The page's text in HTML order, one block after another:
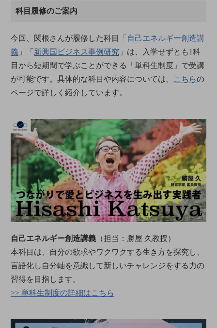
科目履修のご案内
今回、関根さんが履修した科目「 自己エネルギー創造講
義 」「 新興国ビジネス事例研究 」は、入学せずとも1科
目から短期間で学ぶことができる「単科生制度」で受講
が可能です。具体的な科目や内容については、 こちらの
ページで詳しく紹介しています。
自己エネルギー創造講義 （担当：勝屋 久教授）
本科目は、自分の欲求やワクワクする生き方を探究し、
言語化し自分軸を意識して新しいチャレンジをする力の
習得を目指します。
>> 単科生制度の詳細はこちら